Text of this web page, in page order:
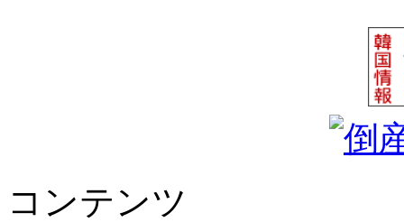
コンテンツ